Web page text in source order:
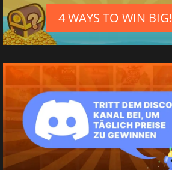
4 WAYS TO WIN BIG!